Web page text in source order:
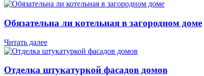
Обязательна ли котельная в загородном доме
Читать далее
Отделка штукатуркой фасадов домов